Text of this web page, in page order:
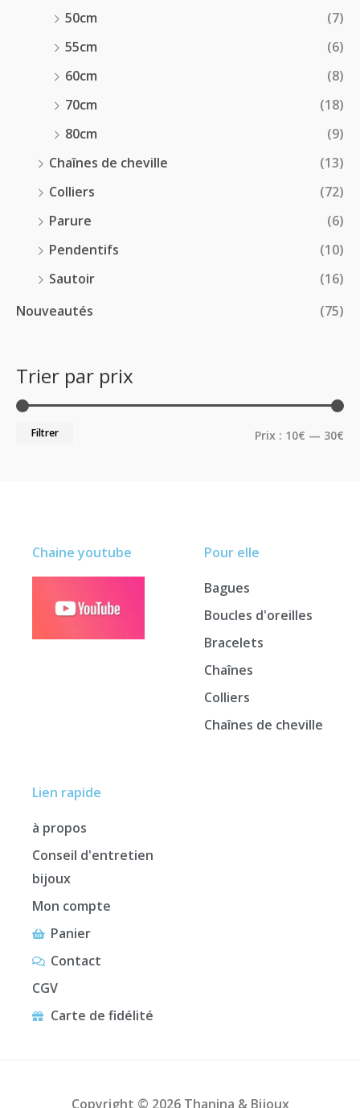
50cm
(7)
55cm
(6)
60cm
(8)
70cm
(18)
80cm
(9)
Chaînes de cheville
(13)
Colliers
(72)
Parure
(6)
Pendentifs
(10)
Sautoir
(16)
Nouveautés
(75)
Trier par prix
Filtrer Prix : 10€ — 30€
Lien rapide
à propos
Conseil d'entretien
bijoux
Mon compte
Panier
Contact
CGV
Carte de fidélité
Pour elle
Bagues
Boucles d'oreilles
Bracelets
Chaînes
Colliers
Chaînes de cheville
Chaine youtube
Copyright © 2026 Thanina & Bijoux